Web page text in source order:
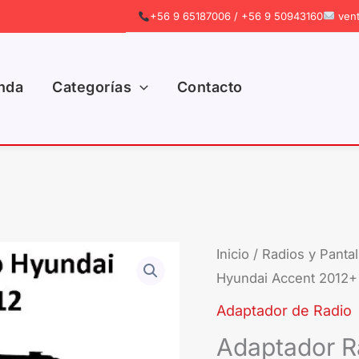
+56 9 65187006 / +56 9 50943160
Categorías Contacto
Inicio / Radios y
Hyundai Accent
Adaptador de Radio
Adaptador
El
Adaptador
Radio
Hyundai